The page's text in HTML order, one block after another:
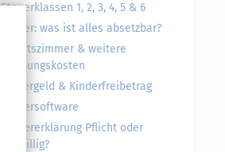
Steuerklassen 1, 2, 3, 4, 5 & 6
Steuer: was ist alles absetzbar?
Arbeitszimmer & weitere
Werbungskosten
Kindergeld & Kinderfreibetrag
Steuersoftware
Steuererklärung Pflicht oder
freiwillig?